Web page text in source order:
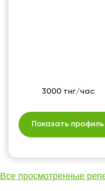
3000 тнг/час
Показать профиль
Все просмотренные